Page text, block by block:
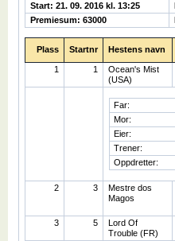
Start: 21. 09. 2016 kl. 13:25
Premiesum: 63000
Plass Startnr Hestens navn
1 1
Ocean's Mist
(USA)
Far:
Mor:
Eier:
Trener:
Oppdretter:
2 3
Mestre dos
Magos
3
5
Lord Of
Trouble (FR)